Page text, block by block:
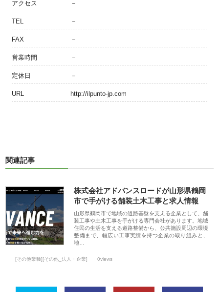
アクセス －
TEL －
FAX －
営業時間 －
定休日 －
URL http://ilpunto-jp.com
関連記事
株式会社アドバンスロードが山形県鶴岡
市で手がける舗装土木工事と求人情報
山形県鶴岡市で地域の道路基盤を支える企業として、舗
装工事や土木工事を手がける専門会社があります。地域
住民の生活を支える道路整備から、公共施設周辺の環境
整備まで、幅広い工事実績を持つ企業の取り組みと、
地…
[その他業種][その他_法人・企業] 0views